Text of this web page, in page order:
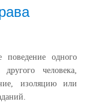
поведение одного
человека,
изоляцию или